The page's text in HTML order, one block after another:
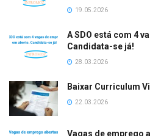
19.05.2026
A SDO está com 4
Candidata-se já!
28.03.2026
Baixar Curriculum
22.03.2026
Vagas de emprego